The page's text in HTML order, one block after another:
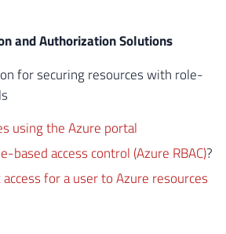
and Authorization Solutions
for securing resources with role-
using the Azure portal
based access control (Azure RBAC)?
access for a user to Azure resources